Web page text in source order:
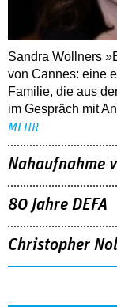
Sandra Wollners
von Cannes: eine
Familie, die aus
im Gespräch mit
MEHR
Nahaufnahme
80 Jahre DEFA
Christopher